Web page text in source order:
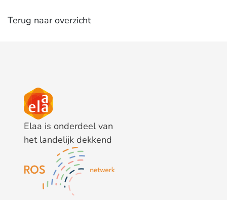
Terug naar overzicht
Elaa is onderdeel van
het landelijk dekkend